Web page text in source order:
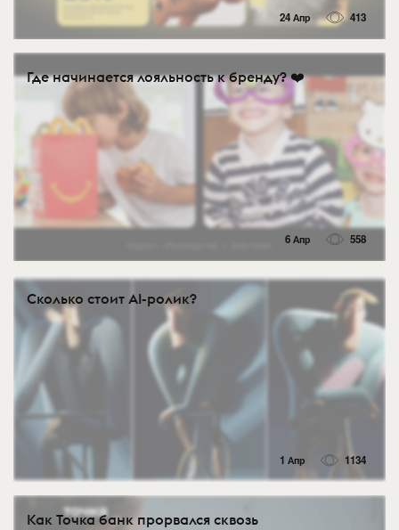
24 Апр 413
Где начинается лояльность к бренду? ❤️
6 Апр 558
Сколько стоит AI-ролик?
1 Апр 1134
Как Точка банк прорвался сквозь